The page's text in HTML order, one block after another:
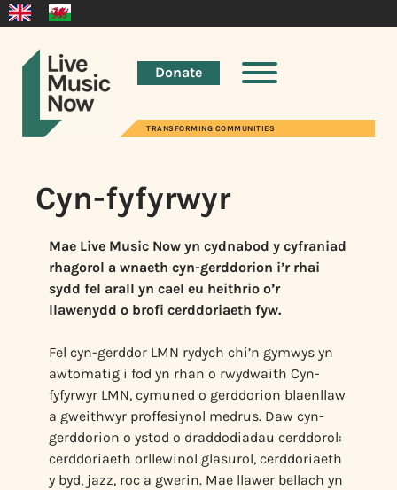
Donate
TRANSFORMING COMMUNITIES
Cyn-fyfyrwyr
Mae Live Music Now yn cydnabod y cyfraniad
rhagorol a wnaeth cyn-gerddorion i’r rhai
sydd fel arall yn cael eu heithrio o’r
llawenydd o brofi cerddoriaeth fyw.
Fel cyn-gerddor LMN rydych chi’n gymwys yn
awtomatig i fod yn rhan o rwydwaith Cyn-
fyfyrwyr LMN, cymuned o gerddorion blaenllaw
a gweithwyr proffesiynol medrus. Daw cyn-
gerddorion o ystod o draddodiadau cerddorol:
cerddoriaeth orllewinol glasurol, cerddoriaeth
y byd, jazz, roc a gwerin. Mae llawer bellach yn